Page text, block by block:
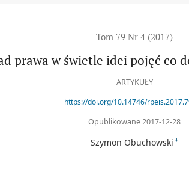
Tom 79 Nr 4 (2017)
prawa w świetle idei pojęć co
ARTYKUŁY
https://doi.org/10.14746/
Opublikowane 2017-12-28
Szymon Obuchowski +